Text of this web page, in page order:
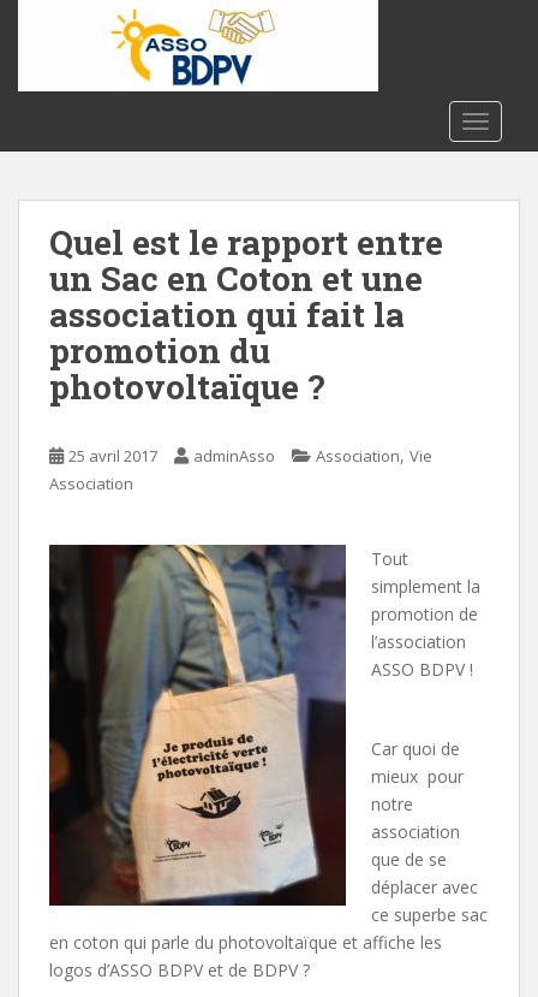
o
Quel est le rapport entre
un Sac en Coton et une
association qui fait la
promotion du
photovoltaïque ?
25 avril 2017 adminAsso Association, Vie
Association
Tout
simplement la
promotion de
l’association
ASSO BDPV !
Car quoi de
mieux pour
notre
association
que de se
déplacer avec
ce superbe sac
en coton qui parle du photovoltaïque et affiche les
logos d’ASSO BDPV et de BDPV ?